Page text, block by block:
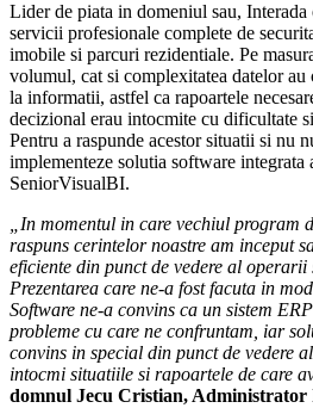
Lider de piata in domeniul sau, Interada
servicii profesionale complete de
imobile si parcuri rezidentiale. Pe
volumul, cat si complexitatea datelor au
la informatii, astfel ca rapoartele
decizional erau intocmite cu dificultate
Pentru a raspunde acestor situatii si nu
implementeze solutia software integrata
SeniorVisualBI.
„In momentul in care vechiul program
raspuns cerintelor noastre am inceput
eficiente din punct de vedere al
Prezentarea care ne-a fost facuta in
Software ne-a convins ca un sistem
probleme cu care ne confruntam, iar
convins in special din punct de vedere
intocmi situatiile si rapoartele de care
domnul Jecu Cristian, Administrator